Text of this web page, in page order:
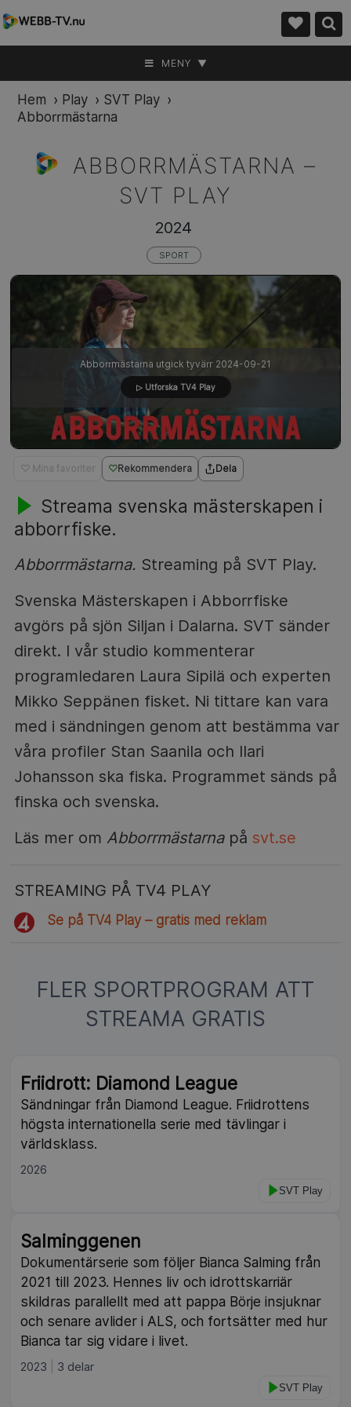
MENY ▼
Hem › Play › SVT Play ›
Abborrmästarna
ABBORRMÄSTARNA –
SVT PLAY
♡ Mina favoriter Rekommendera Dela
Streama svenska mästerskapen i
abborrfiske.
Abborrmästarna. Streaming på SVT Play.
Svenska Mästerskapen i Abborrfiske
avgörs på sjön Siljan i Dalarna. SVT sänder
direkt. I vår studio kommenterar
programledaren Laura Sipilä och experten
Mikko Seppänen fisket. Ni tittare kan vara
med i sändningen genom att bestämma var
våra profiler Stan Saanila och Ilari
Johansson ska fiska. Programmet sänds på
finska och svenska.
Läs mer om Abborrmästarnapå svt.se
Abborrmästarna utgick tyvärr 2024-09-21
▷ Utforska TV4 Play
STREAMING PÅ TV4 PLAY
Se på TV4 Play – gratis med reklam
2024
SPORT
FLER SPORTPROGRAM ATT
STREAMA GRATIS
Friidrott: Diamond League
Sändningar från Diamond League. Friidrottens
högsta internationella serie med tävlingar i
världsklass.
2026
SVT Play
Salminggenen
Dokumentärserie som följer Bianca Salming från
2021 till 2023. Hennes liv och idrottskarriär
skildras parallellt med att pappa Börje insjuknar
och senare avlider i ALS, och fortsätter med hur
Bianca tar sig vidare i livet.
2023 3 delar
SVT Play